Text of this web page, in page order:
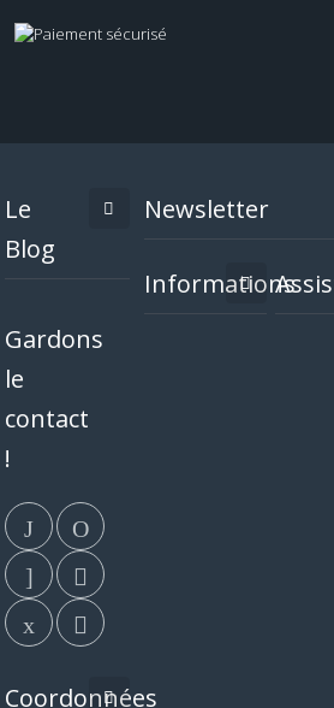
Le
Blog
Gardons
le
contact
!
Coordonnées
Newsletter
Informations